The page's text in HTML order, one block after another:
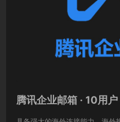
腾讯企业邮箱 · 10用户